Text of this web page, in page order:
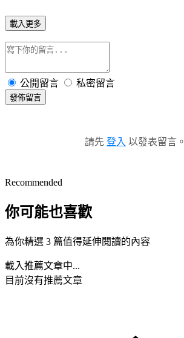
載入更多
公開留言 私密留言
發佈留言
請先 登入 以發表留言。
Recommended
你可能也喜歡
為你精選 3 篇值得延伸閱讀的內容
載入推薦文章中...
目前沒有推薦文章